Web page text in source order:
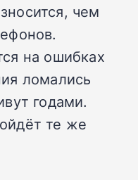
чем
на ошибках
ломались
годами.
те же